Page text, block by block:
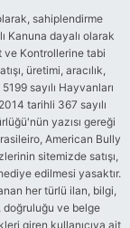
sahiplendirme
Kanuna dayalı olarak
ve Kontrollerine tabi
üretimi, aracılık,
sayılı Hayvanları
tarihli 367 sayılı
yazısı gereği
American Bully
sitemizde satışı,
edilmesi yasaktır.
her türlü ilan, bilgi,
ve belge
giren kullanıcıya ait